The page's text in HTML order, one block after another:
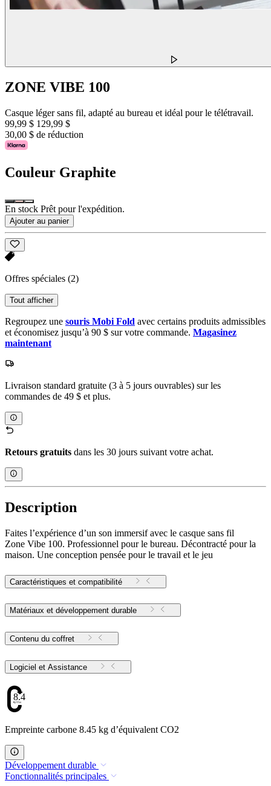
ZONE VIBE 100
Casque léger sans fil, adapté au bureau et idéal pour le télétravail.
99,99 $ 129,99 $
30,00 $ de réduction
Couleur Graphite
En stock Prêt pour l'expédition.
Ajouter au panier
Offres spéciales (2)
Tout afficher
Regroupez une souris Mobi Fold avec certains produits admissibles
et économisez jusqu’à 90 $ sur votre commande. Magasinez
maintenant
Livraison standard gratuite (3 à 5 jours ouvrables) sur les
commandes de 49 $ et plus.
Retours gratuits dans les 30 jours suivant votre achat.
Description
Faites l’expérience d’un son immersif avec le casque sans fil
Zone Vibe 100. Professionnel pour le bureau. Décontracté pour la
maison. Une conception pensée pour le travail et le jeu
Caractéristiques et compatibilité
Matériaux et développement durable
Contenu du coffret
Logiciel et Assistance
8.45
Empreinte carbone 8.45 kg d’équivalent CO2
Développement durable
Fonctionnalités principales